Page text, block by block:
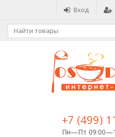
Вход
+7 (499)
Пн—Пт